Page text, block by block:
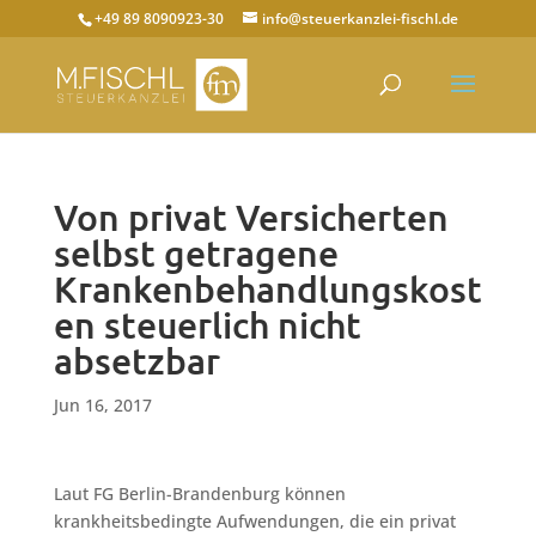
+49 89 8090923-30 info@steuerkanzlei-fischl.de
Von privat Versicherten
selbst getragene
Krankenbehandlungskost
en steuerlich nicht
absetzbar
Jun 16, 2017
Laut FG Berlin-Brandenburg können
krankheitsbedingte Aufwendungen, die ein privat